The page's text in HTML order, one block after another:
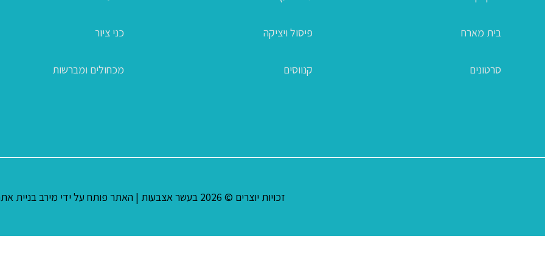
בית מארח
סרטונים
פיסול ויציקה
קנווסים
כני ציור
מכחולים ומברשות
זכויות יוצרים © 2026 בעשר אצבעות | האתר פותח על ידי מירב בניית